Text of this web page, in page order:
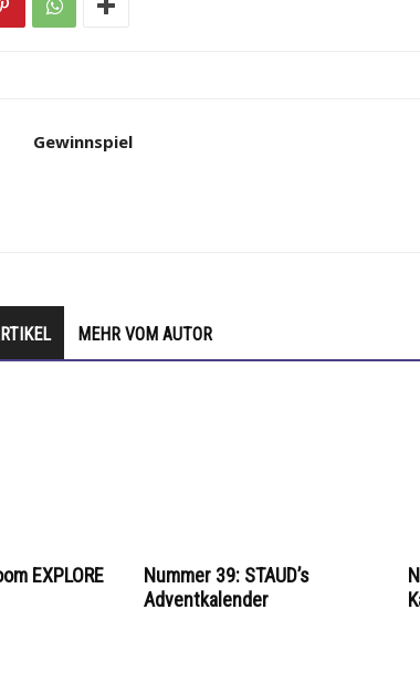
Gewinnspiel
MEHR VOM AUTOR
EXPLORE
Nummer 39: STAUD’s
Adventkalender